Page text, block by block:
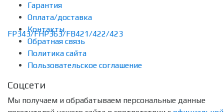
Гарантия
Оплата/доставка
Контакты
Обратная связь
Политика сайта
Пользовательское соглашение
Соцсети
Мы получаем и обрабатываем персональные данные